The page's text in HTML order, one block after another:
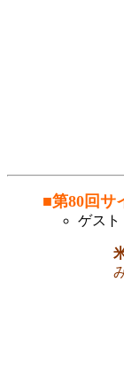
■第80回サ
ゲスト